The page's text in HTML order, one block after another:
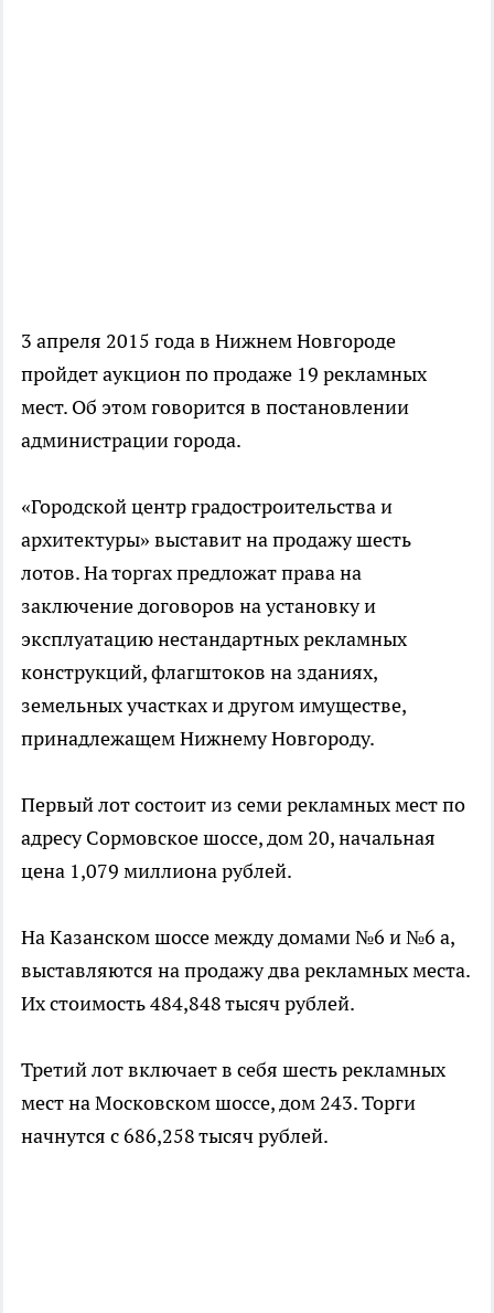
3 апреля 2015 года в Нижнем Новгороде
пройдет аукцион по продаже 19 рекламных
мест. Об этом говорится в постановлении
администрации города.
«Городской центр градостроительства и
архитектуры» выставит на продажу шесть
лотов. На торгах предложат права на
заключение договоров на установку и
эксплуатацию нестандартных рекламных
конструкций, флагштоков на зданиях,
земельных участках и другом имуществе,
принадлежащем Нижнему Новгороду.
Первый лот состоит из семи рекламных мест по
адресу Сормовское шоссе, дом 20, начальная
цена 1,079 миллиона рублей.
На Казанском шоссе между домами №6 и №6 а,
выставляются на продажу два рекламных места.
Их стоимость 484,848 тысяч рублей.
Третий лот включает в себя шесть рекламных
мест на Московском шоссе, дом 243. Торги
начнутся с 686,258 тысяч рублей.